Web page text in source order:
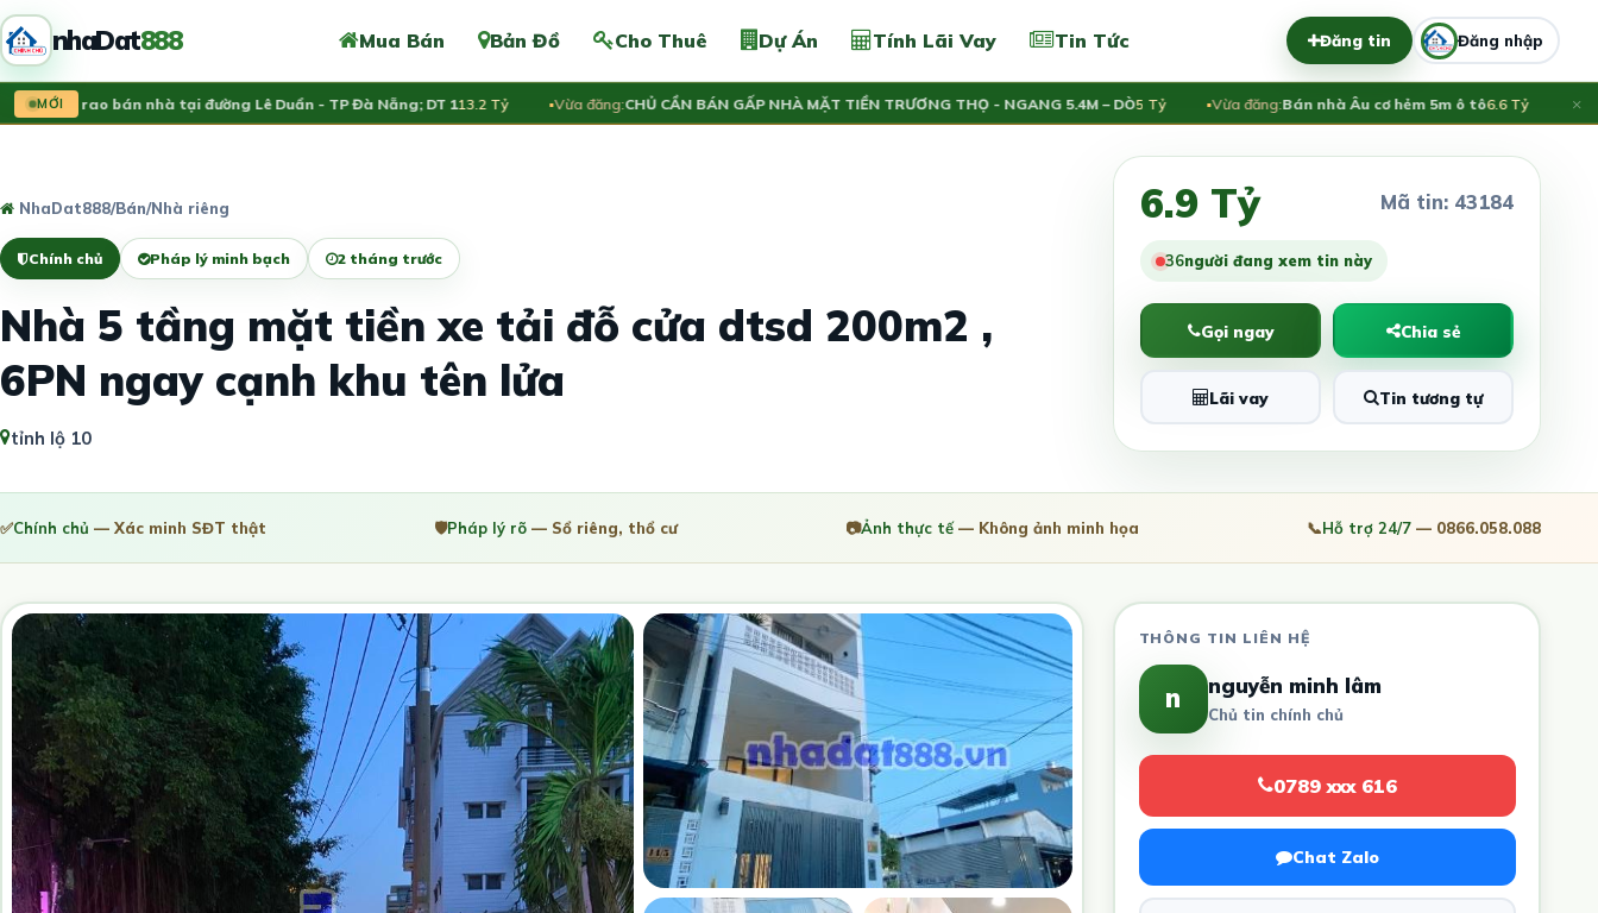
nhaDat888 Mua Bán Bản Đồ Cho Thuê Dự Án Tính Lãi Vay Tin Tức Đăng tin Đăng nhập
MỚI
chủ rao bán nhà tại đường Lê Duẩn - TP Đà Nẵng; DT 113.2 Tỷ Vừa đăng:CHỦ CẦN BÁN GẤP NHÀ MẶT TIỀN TRƯƠNG THỌ - NGANG 5.4M – DÒ5 Tỷ Vừa đăng:Bán nhà Âu cơ hẻm 5m ô tô6.6 Tỷ Vừa×
NhaDat888/Bán/Nhà riêng
Chính chủ Pháp lý minh bạch 2 tháng trước
Nhà 5 tầng mặt tiền xe tải đỗ cửa dtsd 200m2 ,
6PN ngay cạnh khu tên lửa
tỉnh lộ 10
6.9 Tỷ Mã tin: 43184
36người đang xem tin này
Gọi ngay Chia sẻ
Lãi vay Tin tương tự
✅Chính chủ — Xác minh SĐT thật 🛡️Pháp lý rõ — Sổ riêng, thổ cư 📷Ảnh thực tế— Không ảnh minh họa 📞Hỗ trợ 24/7 — 0866.058.088
THÔNG TIN LIÊN HỆ
n nguyễn minh lâm
Chủ tin chính chủ
0789 xxx 616
Chat Zalo